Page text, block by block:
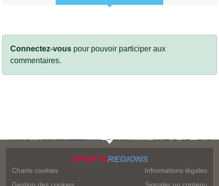
Connectez-vous pour pouvoir participer aux
commentaires.
SPORTSREGIONS
Charte cookies
Informations légales